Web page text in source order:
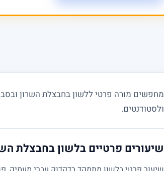
מחפשים מורה פרטי ללשון בחבצלת השרון
ולסטודנטים.
שיעורים פרטיים בלשון בחבצלת